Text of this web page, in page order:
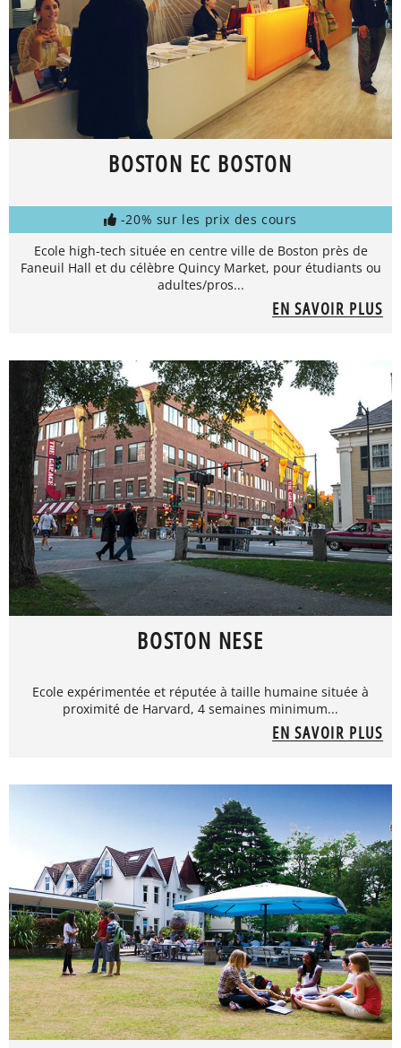
BOSTON EC BOSTON
-20% sur les prix des cours
Ecole high-tech située en centre ville de Boston près de
Faneuil Hall et du célèbre Quincy Market, pour étudiants ou
adultes/pros...
EN SAVOIR PLUS
BOSTON NESE
Ecole expérimentée et réputée à taille humaine située à
proximité de Harvard, 4 semaines minimum...
EN SAVOIR PLUS